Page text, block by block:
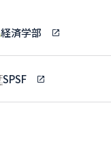
経済学部
SPSF